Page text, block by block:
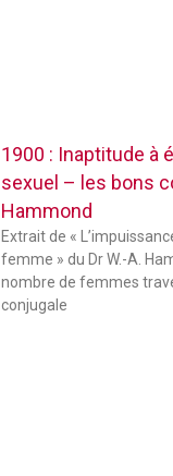
1900 : Inaptitude à
sexuel – les bons
Hammond
Extrait de «
femme » du Dr W.-A.
nombre de femmes
conjugale